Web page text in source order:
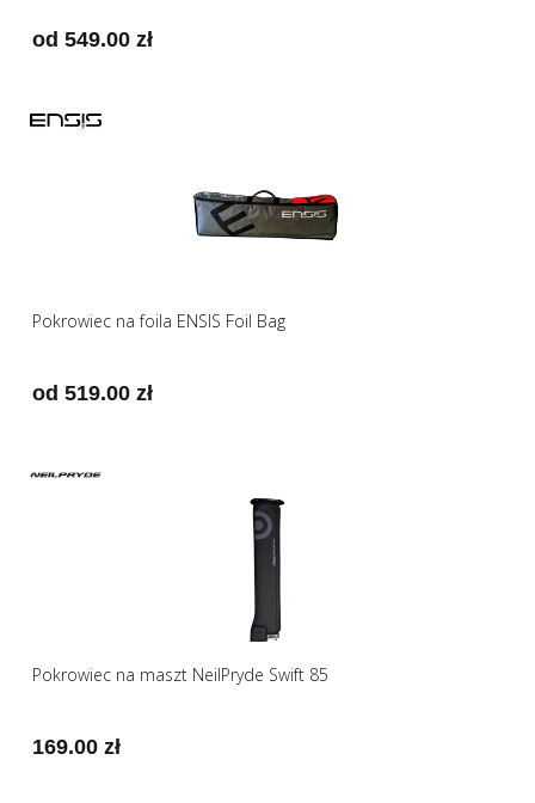
od 549.00 zł
Pokrowiec na foila ENSIS Foil Bag
od 519.00 zł
Pokrowiec na maszt NeilPryde Swift 85
169.00 zł